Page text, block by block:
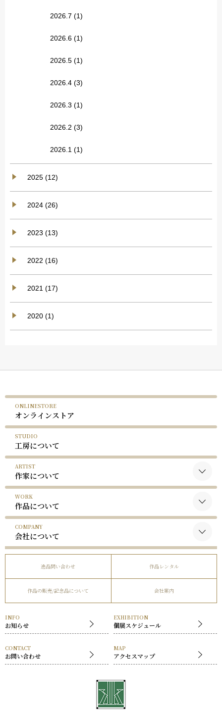
2026.7 (1)
2026.6 (1)
2026.5 (1)
2026.4 (3)
2026.3 (1)
2026.2 (3)
2026.1 (1)
2025 (12)
2024 (26)
2023 (13)
2022 (16)
2021 (17)
2020 (1)
ONLINESTORE
オンラインストア
STUDIO
工房について
ARTIST
作家について
黒木国昭について
谷口榮について
略歴
受賞歴
WORK
作品について
黒木国昭の作品
谷口榮の作品
COMPANY
会社について
社長挨拶
逸品問い合わせ 作品レンタル
作品の販売/記念品について 会社案内
INFO
お知らせ
EXHIBITION
個展スケジュール
CONTACT
お問い合わせ
MAP
アクセスマップ